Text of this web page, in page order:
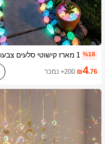
4.90 1.3K עוקבים
1.3K עוקבים
4.90 1.3K עוקבים
%18 1 מארז קישוטי סלעים צבעוניים זוהרים בחושך, צבעים מעורבים, מתאים לאקווריום, מיכל דגים, מדרכה, שביל גינה, פטיו, דשא, עיטור חצר, קישוטי חלוקי נחל צבעוניים
₪4.76 200+ נמכר